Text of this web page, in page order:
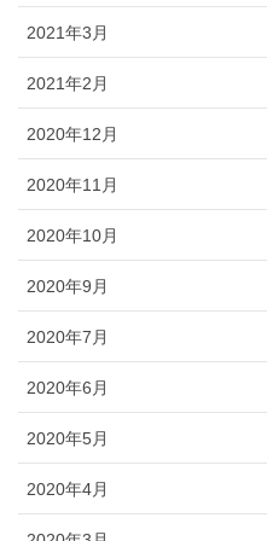
2021年3月
2021年2月
2020年12月
2020年11月
2020年10月
2020年9月
2020年7月
2020年6月
2020年5月
2020年4月